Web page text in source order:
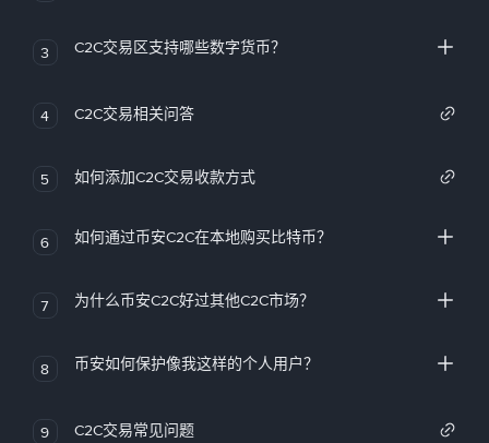
3 C2C交易区支持哪些数字货币？
4 C2C交易相关问答
5 如何添加C2C交易收款方式
6 如何通过币安C2C在本地购买比特币？
7 为什么币安C2C好过其他C2C市场？
8 币安如何保护像我这样的个人用户？
9 C2C交易常见问题